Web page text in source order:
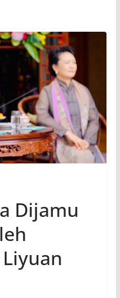
Dijamu